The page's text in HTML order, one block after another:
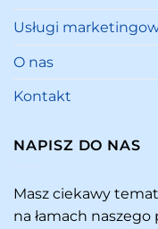
Usługi
O nas
Kontakt
NAPISZ DO NAS
Masz ciekawy
na łamach